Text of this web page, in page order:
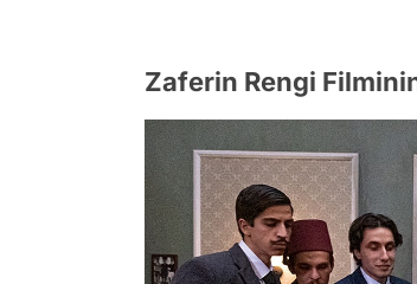
Zaferin Rengi